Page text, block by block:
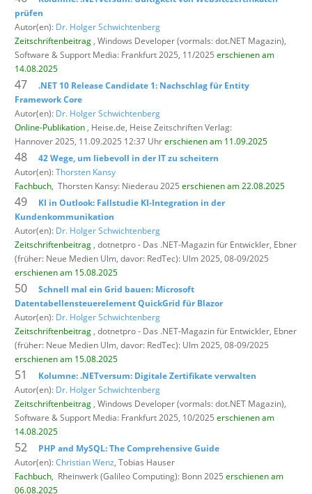
prüfen
Autor(en): Dr. Holger Schwichtenberg
Zeitschriftenbeitrag , Windows Developer (vormals: dot.NET Magazin),
Software & Support Media: Frankfurt 2025, 11/2025 erschienen am
14.08.2025
47
.NET 10 Release Candidate 1: Nachschlag für Entity
Framework Core
Autor(en): Dr. Holger Schwichtenberg
Online-Publikation , Heise.de, Heise Zeitschriften Verlag:
Hannover 2025, 11.09.2025 12:37 Uhrerschienen am 11.09.2025
48
42 Wege, um liebevoll in der IT zu scheitern
Autor(en):Thorsten Kansy
Fachbuch, Thorsten Kansy: Niederau 2025 erschienen am 22.08.2025
49
KI in Outlook: Fallstudie KI-Integration in der
Kundenkommunikation
Autor(en): Dr. Holger Schwichtenberg
Zeitschriftenbeitrag , dotnetpro - Das .NET-Magazin für Entwickler, Ebner
(früher: Neue Medien Ulm, davor: RedTec): Ulm 2025, 08-09/2025
erschienen am 15.08.2025
50
Schnell mal ein Grid bauen: Microsoft
Datentabellensteuerelement QuickGrid für Blazor
Autor(en): Dr. Holger Schwichtenberg
Zeitschriftenbeitrag , dotnetpro - Das .NET-Magazin für Entwickler, Ebner
(früher: Neue Medien Ulm, davor: RedTec): Ulm 2025, 08-09/2025
erschienen am 15.08.2025
51
Kolumne: .NETversum: Digitale Zertifikate verwalten
Autor(en): Dr. Holger Schwichtenberg
Zeitschriftenbeitrag , Windows Developer (vormals: dot.NET Magazin),
Software & Support Media: Frankfurt 2025, 10/2025 erschienen am
14.08.2025
52
PHP and MySQL: The Comprehensive Guide
Autor(en):Christian Wenz, Tobias Hauser
Fachbuch, Rheinwerk (Galileo Computing): Bonn 2025 erschienen am
06.08.2025